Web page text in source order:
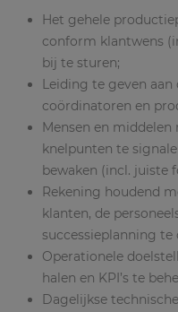
Het gehele
conform klantwens
bij te sturen;
Leiding te geven
coördinatoren en
Mensen en
knelpunten te
bewaken (incl. juiste
Rekening houdend
klanten, de
successieplanning te
Operationele
halen en KPI’s te
Dagelijkse